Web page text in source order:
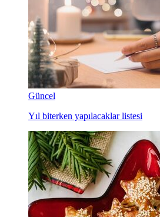
Güncel
Yıl biterken yapılacaklar listesi